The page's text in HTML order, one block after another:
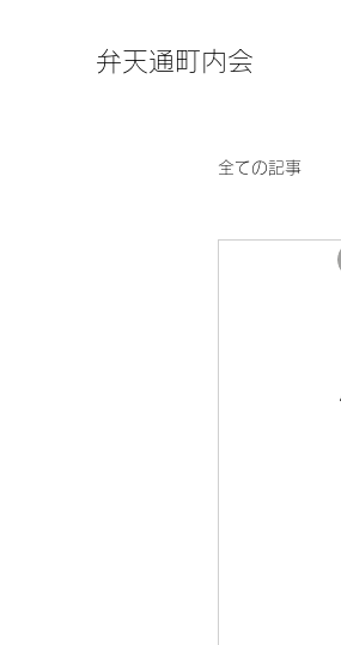
弁天通町内会
全ての記事